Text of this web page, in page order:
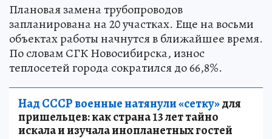
Плановая замена трубопроводов
запланирована на 20 участках. Еще на восьми
объектах работы начнутся в ближайшее время.
По словам СГК Новосибирска, износ
теплосетей города сократился до 66,8%.
Над СССР военные натянули «сетку»для
пришельцев: как страна 13 лет тайно
искала и изучала инопланетных гостей